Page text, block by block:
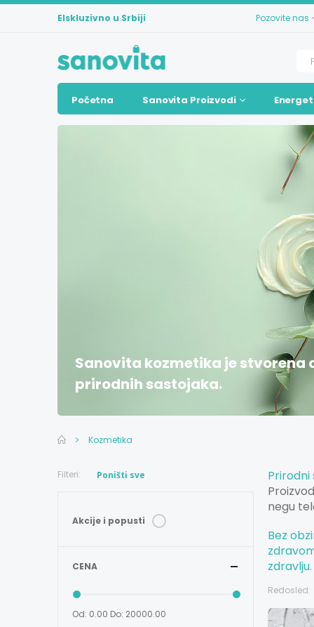
Elskluzivno u Srbiji Pozovite nas
Početna Sanovita Proizvodi
Sanovita kozmetika je stvorena
prirodnih sastojaka.
Kozmetika
negu
Bez
zdravlju.
Redosled:
Filteri: Poništi sve
Akcije i popusti
CENA
Od: 0.00 Do: 20000.00